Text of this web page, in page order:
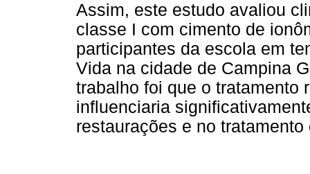
Assim, este estudo avaliou
classe I com cimento de
participantes da escola em
Vida na cidade de Campina
trabalho foi que o tratamento
influenciaria
restaurações e no